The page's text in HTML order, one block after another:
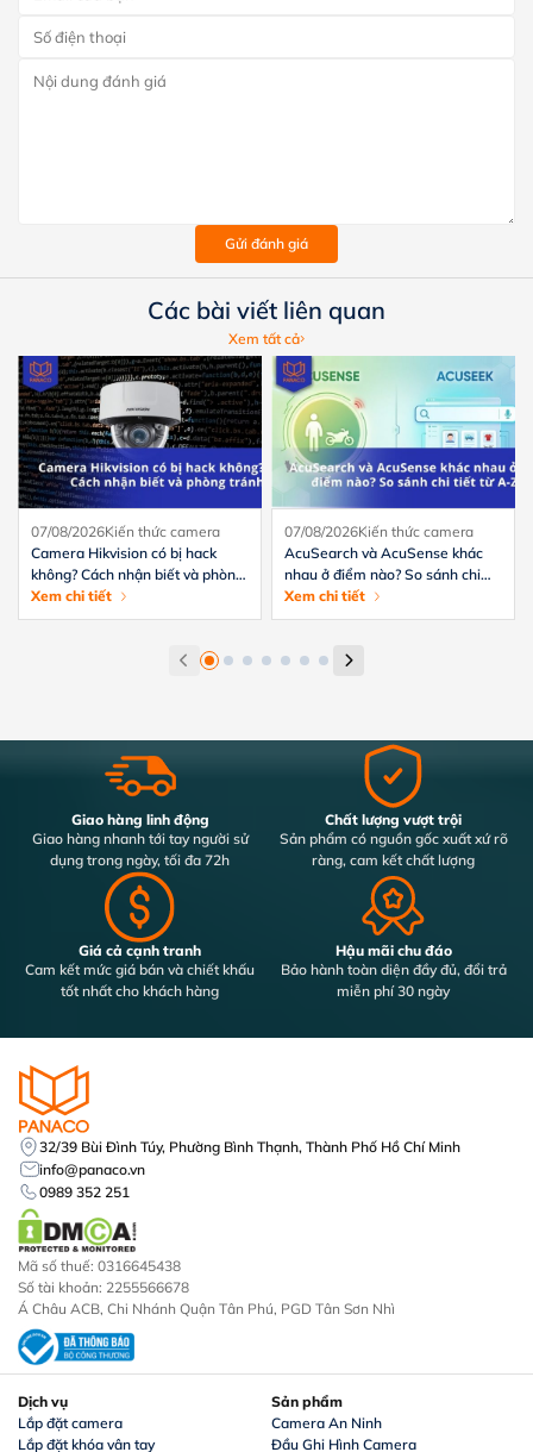
Gửi đánh giá
Các bài viết liên quan
Xem tất cả
07/08/2026Kiến thức camera
Camera Hikvision có bị hack
không? Cách nhận biết và phòng
tránh hiệu quả
Xem chi tiết
07/08/2026Kiến thức camera
AcuSearch và AcuSense khác
nhau ở điểm nào? So sánh chi
tiết từ A-Z
Xem chi tiết
Giao hàng linh động
Giao hàng nhanh tới tay người sử
dụng trong ngày, tối đa 72h
Chất lượng vượt trội
Sản phẩm có nguồn gốc xuất xứ rõ
ràng, cam kết chất lượng
Giá cả cạnh tranh
Cam kết mức giá bán và chiết khấu
tốt nhất cho khách hàng
Hậu mãi chu đáo
Bảo hành toàn diện đầy đủ, đổi trả
miễn phí 30 ngày
Dịch vụ
Lắp đặt camera
Lắp đặt khóa vân tay
Sản phẩm
Camera An Ninh
Đầu Ghi Hình Camera
32/39 Bùi Đình Túy, Phường Bình Thạnh, Thành Phố Hồ Chí Minh
info@panaco.vn
0989 352 251
Mã số thuế: 0316645438
Số tài khoản: 2255566678
Á Châu ACB, Chi Nhánh Quận Tân Phú, PGD Tân Sơn Nhì